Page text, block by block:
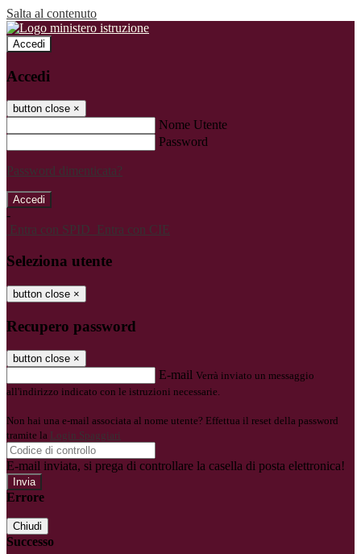
Salta al contenuto
Accedi
Accedi
button close ×
Nome Utente
Password
Password dimenticata?
-
Entra con SPID Entra con CIE
Seleziona utente
button close ×
Recupero password
button close ×
E-mail Verrà inviato un messaggio
all'indirizzo indicato con le istruzioni necessarie.
Non hai una e-mail associata al nome utente? Effettua il reset della password
tramite la Login Spaggiari
E-mail inviata, si prega di controllare la casella di posta elettronica!
Errore
Chiudi
Successo